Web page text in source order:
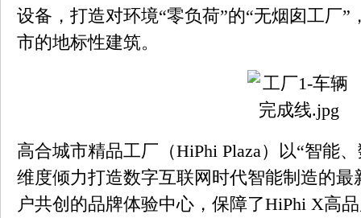
设备，打造对环境“零负荷”的“无烟囱工厂
市的地标性建筑。
高合城市精品工厂（HiPhi Plaza）以“智能
维度倾力打造数字互联网时代智能制造的
户共创的品牌体验中心，保障了HiPhi X高